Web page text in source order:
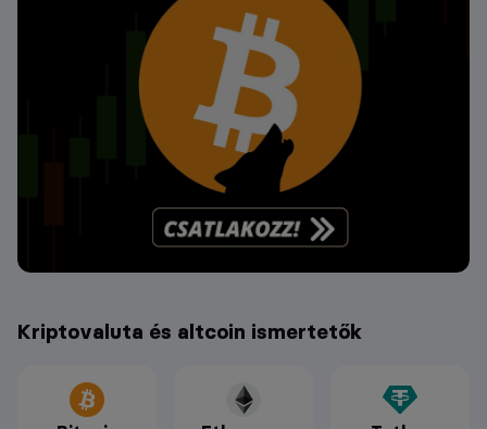
Kriptovaluta és altcoin ismertetők